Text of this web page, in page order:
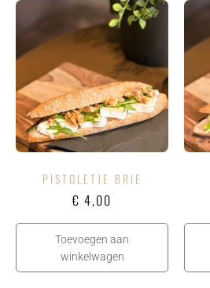
PISTOLETJE BRIE
€ 4,00
Toevoegen aan
winkelwagen